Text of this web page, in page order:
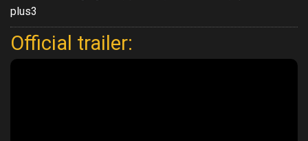
plus3
Official trailer: